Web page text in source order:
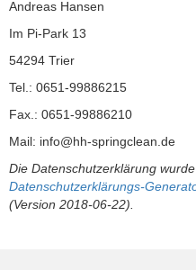
Andreas Hansen
Im Pi-Park 13
54294 Trier
Tel.: 0651-99886215
Fax.: 0651-99886210
Mail: info@hh-springclean.de
Die Datenschutzerklärung
Datenschutzerklärungs-
(Version 2018-06-22).